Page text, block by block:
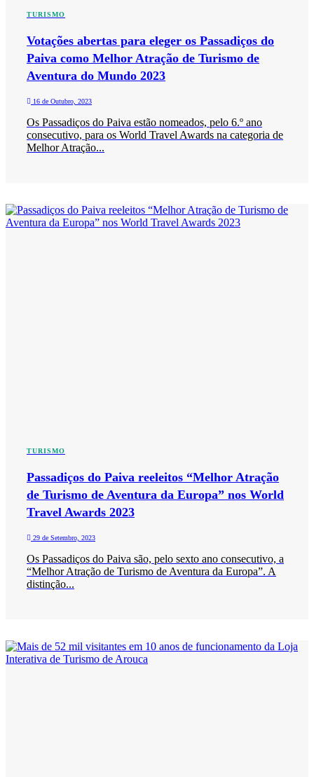
TURISMO
Votações abertas para eleger os Passadiços do
Paiva como Melhor Atração de Turismo de
Aventura do Mundo 2023
16 de Outubro, 2023
Os Passadiços do Paiva estão nomeados, pelo 6.º ano
consecutivo, para os World Travel Awards na categoria de
Melhor Atração...
TURISMO
Passadiços do Paiva reeleitos “Melhor Atração
de Turismo de Aventura da Europa” nos World
Travel Awards 2023
29 de Setembro, 2023
Os Passadiços do Paiva são, pelo sexto ano consecutivo, a
“Melhor Atração de Turismo de Aventura da Europa”. A
distinção...